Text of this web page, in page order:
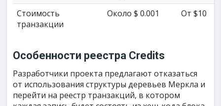
Стоимость
транзакции
Около $ 0.001 От $10
Особенности реестра Credits
Разработчики проекта предлагают отказаться
от использования структуры деревьев Меркла и
перейти на реестр транзакций, в котором